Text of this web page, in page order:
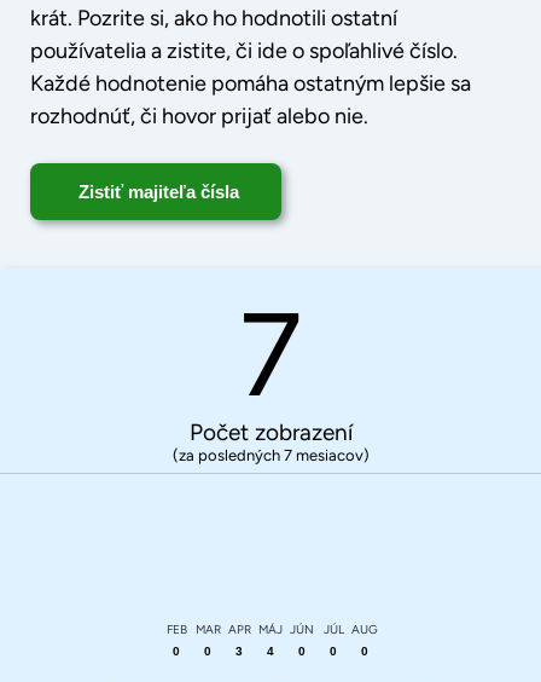
krát. Pozrite si, ako ho hodnotili ostatní
používatelia a zistite, či ide o spoľahlivé číslo.
Každé hodnotenie pomáha ostatným lepšie sa
rozhodnúť, či hovor prijať alebo nie.
Zistiť majiteľa čísla
7
Počet zobrazení
(za posledných 7 mesiacov)
FEB
0
MAR
0
APR
3
MÁJ
4
JÚN
0
JÚL
0
AUG
0